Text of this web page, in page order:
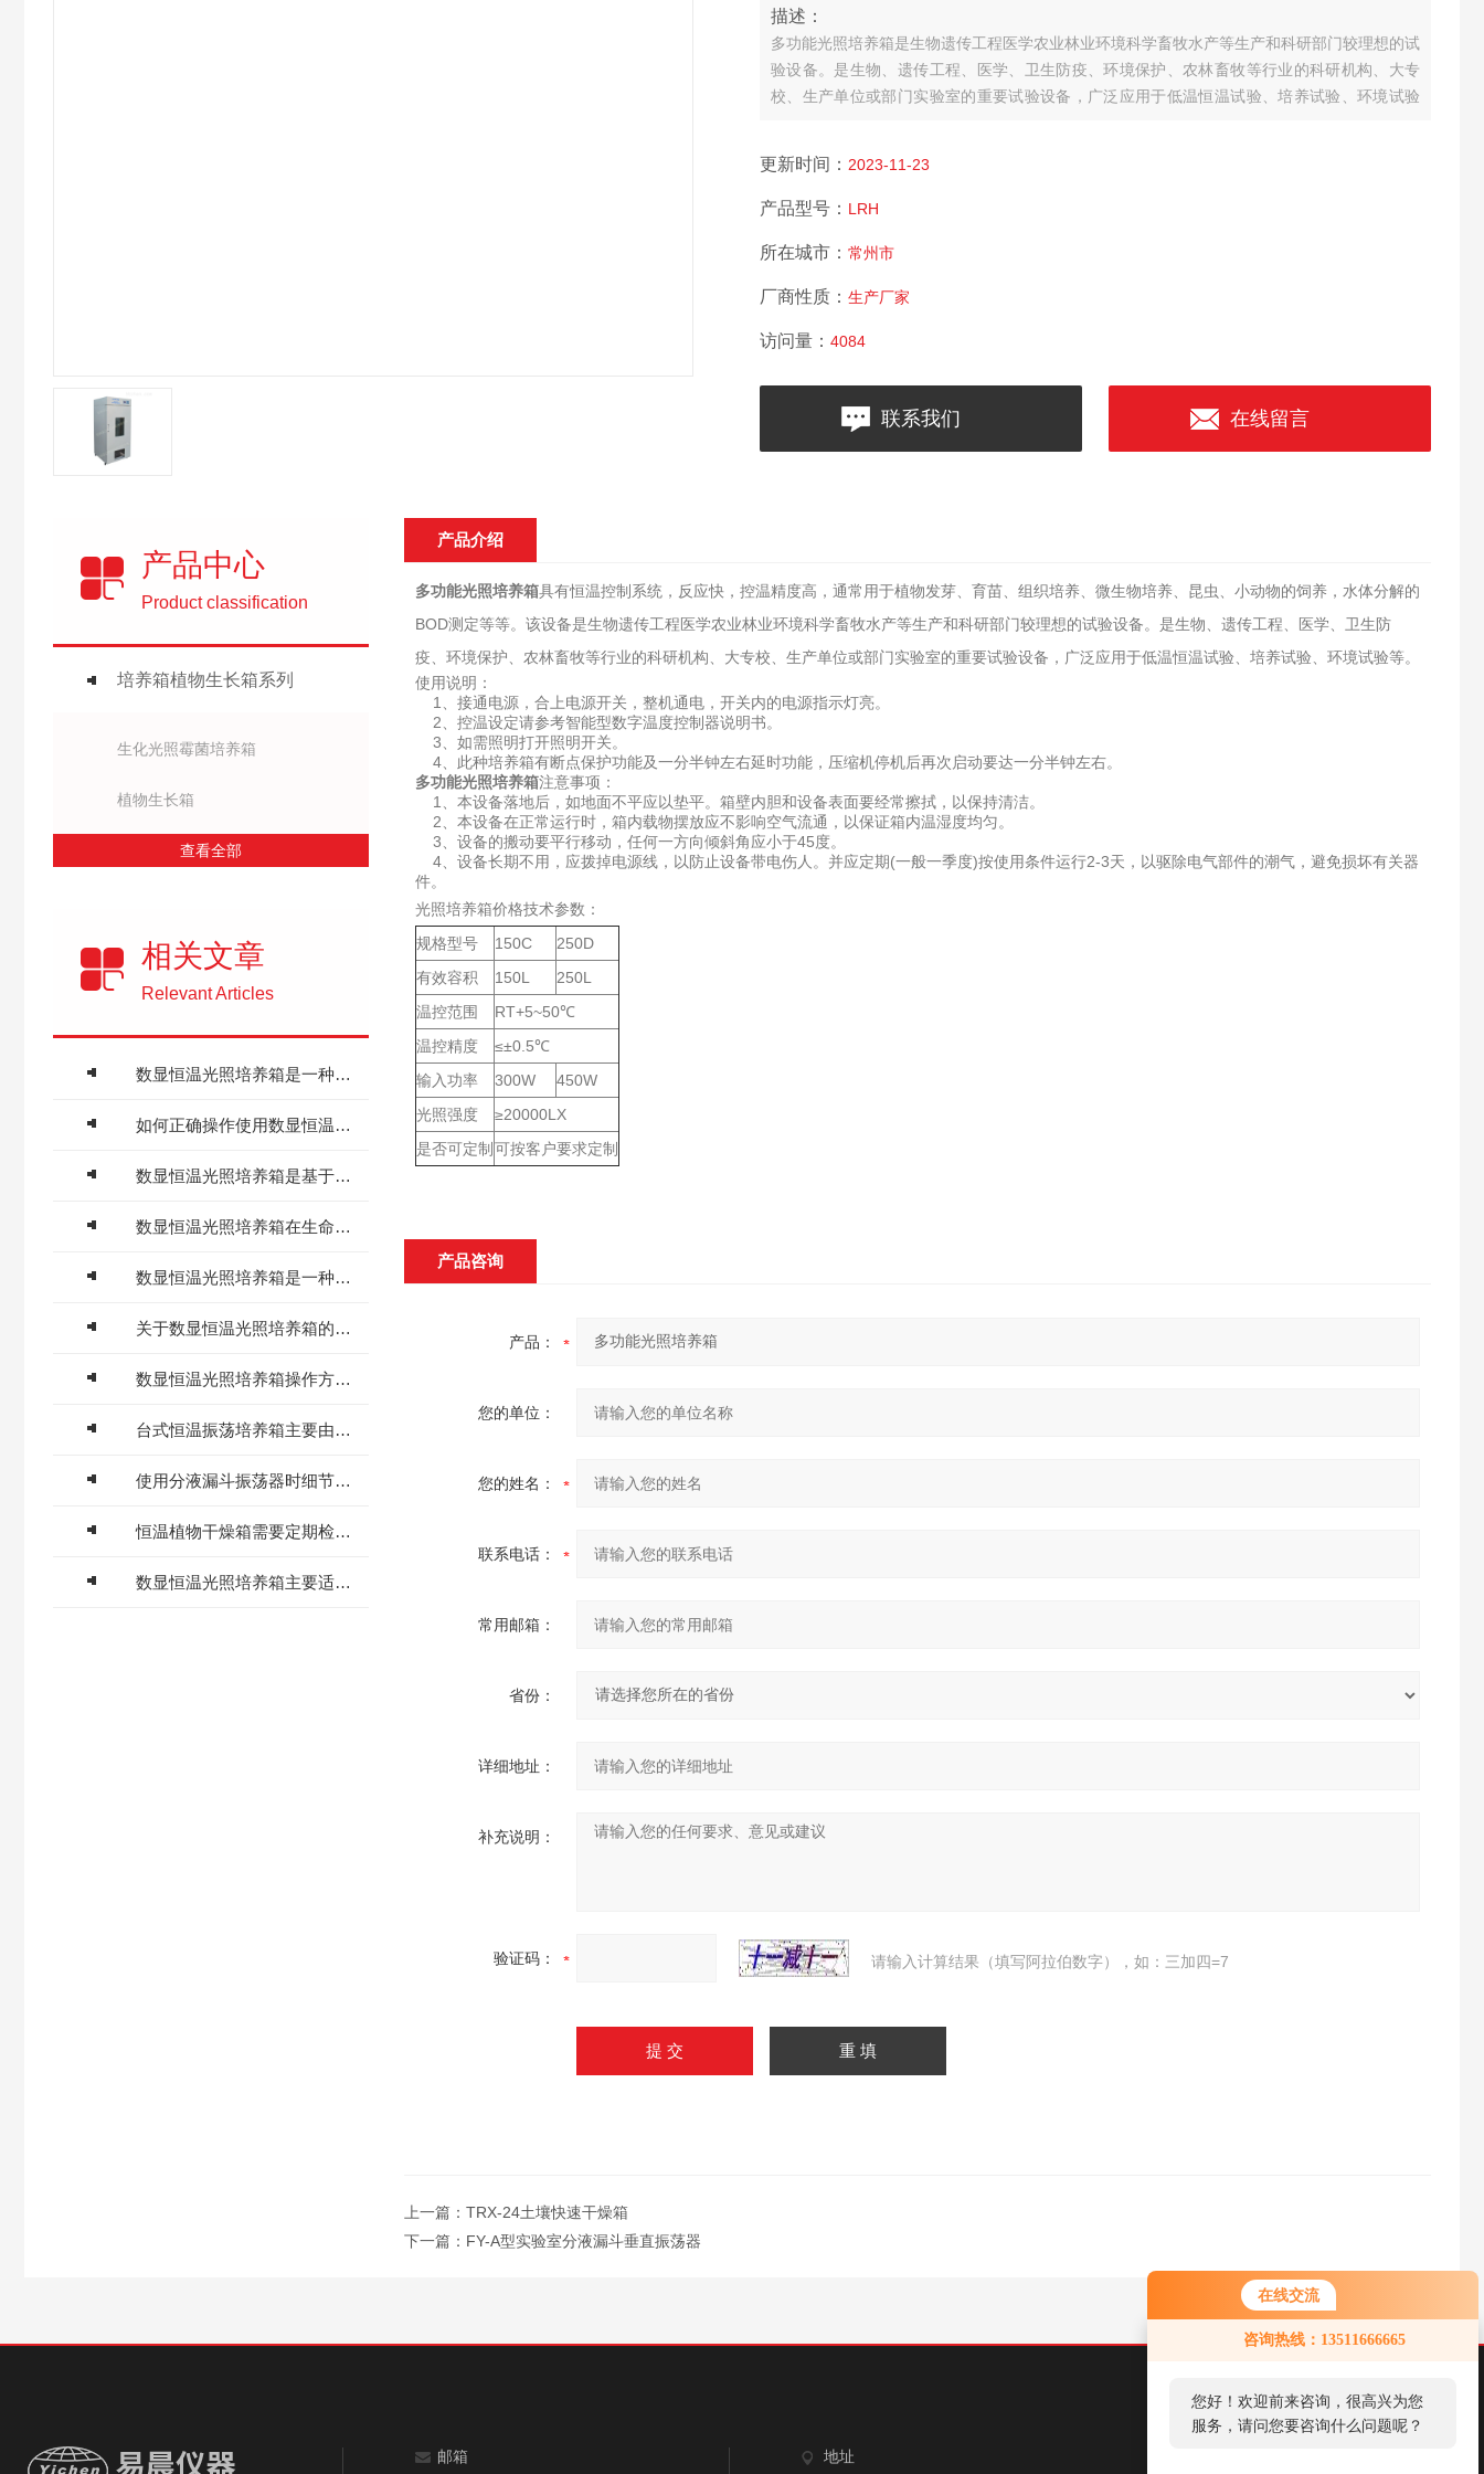
在线交流
咨询热线：13511666665
您好！欢迎前来咨询，很高兴为您
服务，请问您要咨询什么问题呢？
描述：
多功能光照培养箱是生物遗传工程医学农业林业环境科学畜牧水产等生产和科研部门较理想的试
验设备。是生物、遗传工程、医学、卫生防疫、环境保护、农林畜牧等行业的科研机构、大专
校、生产单位或部门实验室的重要试验设备，广泛应用于低温恒温试验、培养试验、环境试验
更新时间： 2023-11-23
产品型号： LRH
所在城市： 常州市
厂商性质： 生产厂家
访问量： 4084
联系我们 在线留言
产品中心
Product classification
培养箱植物生长箱系列
生化光照霉菌培养箱
植物生长箱
查看全部
相关文章
Relevant Articles
数显恒温光照培养箱是一种通用性强的实验设备
如何正确操作使用数显恒温光照培养箱？
数显恒温光照培养箱是基于温度和光照两个关键因素控制的
数显恒温光照培养箱在生命科学研究中的应用
数显恒温光照培养箱是一种现代化的光照条件培养设备
关于数显恒温光照培养箱的应用用途介绍
数显恒温光照培养箱操作方法及维护须知
台式恒温振荡培养箱主要由以下几个部分组成
使用分液漏斗振荡器时细节一定要注意注意再注意
恒温植物干燥箱需要定期检测和校准温度控制系统
数显恒温光照培养箱主要适用于环境监测等部门
产品介绍
多功能光照培养箱具有恒温控制系统，反应快，控温精度高，通常用于植物发芽、育苗、组织培养、微生物培养、昆虫、小动物的饲养，水体分解的
BOD测定等等。该设备是生物遗传工程医学农业林业环境科学畜牧水产等生产和科研部门较理想的试验设备。是生物、遗传工程、医学、卫生防
疫、环境保护、农林畜牧等行业的科研机构、大专校、生产单位或部门实验室的重要试验设备，广泛应用于低温恒温试验、培养试验、环境试验等。
使用说明：
1、接通电源，合上电源开关，整机通电，开关内的电源指示灯亮。
2、控温设定请参考智能型数字温度控制器说明书。
3、如需照明打开照明开关。
4、此种培养箱有断点保护功能及一分半钟左右延时功能，压缩机停机后再次启动要达一分半钟左右。
多功能光照培养箱注意事项：
1、本设备落地后，如地面不平应以垫平。箱壁内胆和设备表面要经常擦拭，以保持清洁。
2、本设备在正常运行时，箱内载物摆放应不影响空气流通，以保证箱内温湿度均匀。
3、设备的搬动要平行移动，任何一方向倾斜角应小于45度。
4、设备长期不用，应拨掉电源线，以防止设备带电伤人。并应定期(一般一季度)按使用条件运行2-3天，以驱除电气部件的潮气，避免损坏有关器
件。
光照培养箱价格技术参数：
规格型号
150C
250D
有效容积
150L
250L
温控范围
RT+5~50℃
温控精度
≤±0.5℃
输入功率
300W
450W
光照强度
≥20000LX
是否可定制 可按客户要求定制
产品咨询
产品：
您的单位：
您的姓名：
联系电话：
常用邮箱：
省份：
详细地址：
补充说明：
验证码： 请输入计算结果（填写阿拉伯数字），如：三加四=7
上一篇： TRX-24土壤快速干燥箱
下一篇： FY-A型实验室分液漏斗垂直振荡器
邮箱 地址